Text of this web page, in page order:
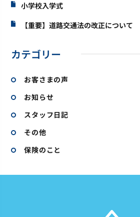
小学校入学式
【重要】道路交通法の改正について
カテゴリー
お客さまの声
お知らせ
スタッフ日記
その他
保険のこと